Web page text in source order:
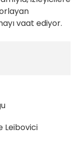
vaat ediyor.
Leibovici